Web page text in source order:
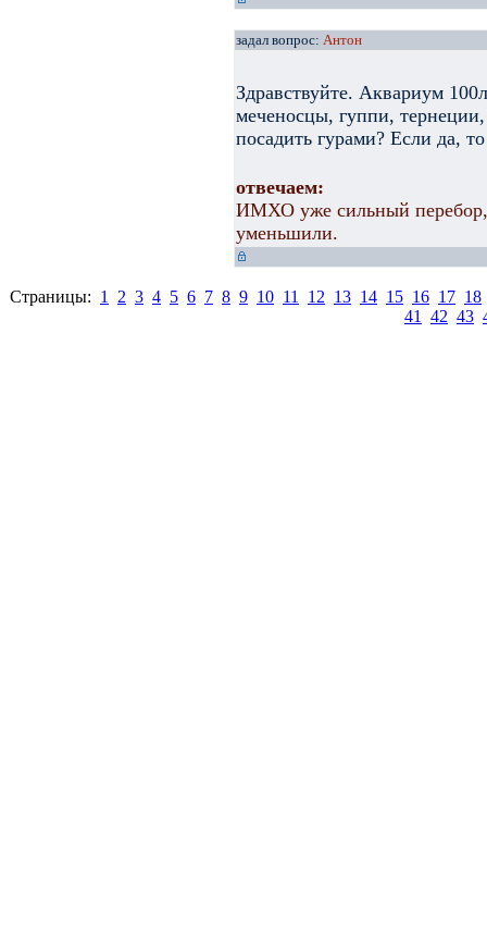
задал вопрос: Антон
Здравствуйте. Аквариум
меченосцы, гуппи,
посадить гурами? Если да,
отвечаем:
ИМХО уже сильный
уменьшили.
Страницы: 1 2 3 4 5 6 7 8 9 10 11 12 13 14 15 16 17 18
41
42 43